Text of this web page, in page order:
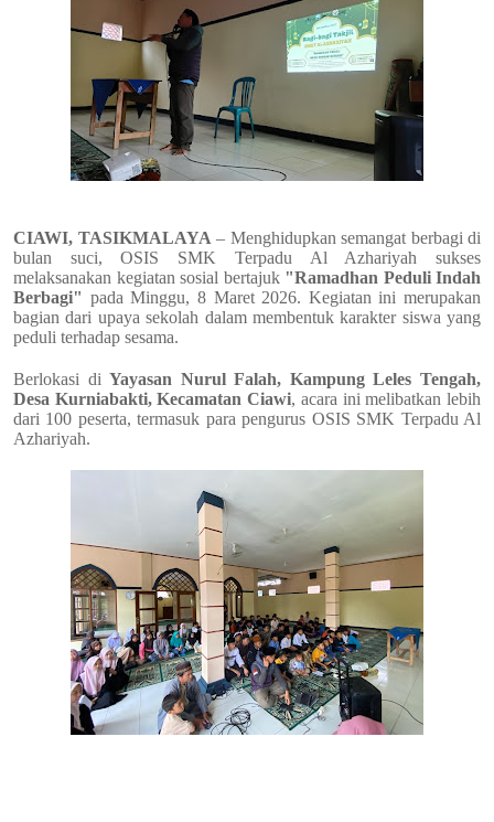
CIAWI, TASIKMALAYA – Menghidupkan semangat berbagi di
bulan suci, OSIS SMK Terpadu Al Azhariyah sukses
melaksanakan kegiatan sosial bertajuk "Ramadhan Peduli Indah
Berbagi" pada Minggu, 8 Maret 2026. Kegiatan ini merupakan
bagian dari upaya sekolah dalam membentuk karakter siswa yang
peduli terhadap sesama.
Berlokasi diYayasan Nurul Falah, Kampung Leles Tengah,
Desa Kurniabakti, Kecamatan Ciawi, acara ini melibatkan lebih
dari 100 peserta, termasuk para pengurus OSIS SMK Terpadu Al
Azhariyah.